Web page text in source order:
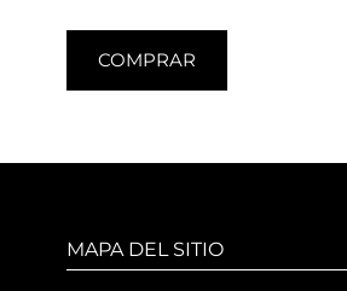
COMPRAR
MAPA DEL SITIO